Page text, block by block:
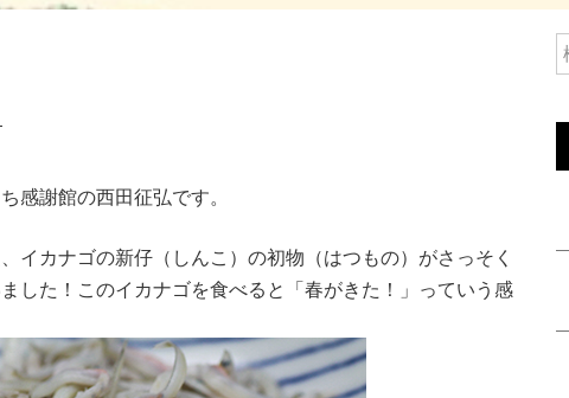
感謝館の西田征弘です。
イカナゴの新仔（しんこ）の初物（はつもの）がさっそく
した！このイカナゴを食べると「春がきた！」っていう感